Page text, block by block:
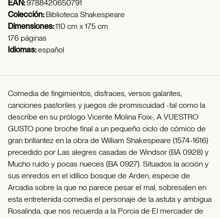
EAN:9788420650791
Colección:Biblioteca Shakespeare
Dimensiones:110 cm x 175 cm
176 páginas
Idiomas:español
Comedia de fingimientos, disfraces, versos galantes,
canciones pastoriles y juegos de promiscuidad -tal como la
describe en su prólogo Vicente Molina Foix-, A VUESTRO
GUSTO pone broche final a un pequeño ciclo de cómico de
gran brillantez en la obra de William Shakespeare (1574-1616)
precedido por Las alegres casadas de Windsor (BA 0928) y
Mucho ruido y pocas nueces (BA 0927). Situados la acción y
sus enredos en el idílico bosque de Arden, especie de
Arcadia sobre la que no parece pesar el mal, sobresalen en
esta entretenida comedia el personaje de la astuta y ambigua
Rosalinda, que nos recuerda a la Porcia de El mercader de